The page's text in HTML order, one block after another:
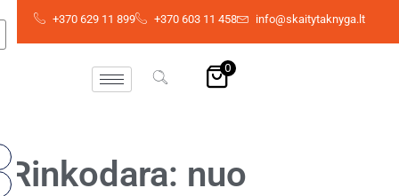
+370 629 11 899 +370 603 11 458 info@skaitytaknyga.lt
0
Rinkodara: nuo